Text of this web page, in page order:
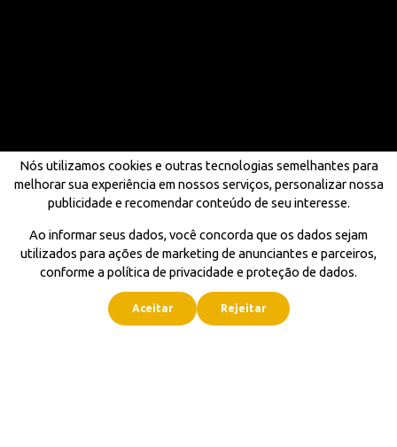
Nós utilizamos cookies e outras tecnologias semelhantes para
melhorar sua experiência em nossos serviços, personalizar nossa
publicidade e recomendar conteúdo de seu interesse.
Ao informar seus dados, você concorda que os dados sejam
utilizados para ações de marketing de anunciantes e parceiros,
conforme a política de privacidade e proteção de dados.
Aceitar Rejeitar